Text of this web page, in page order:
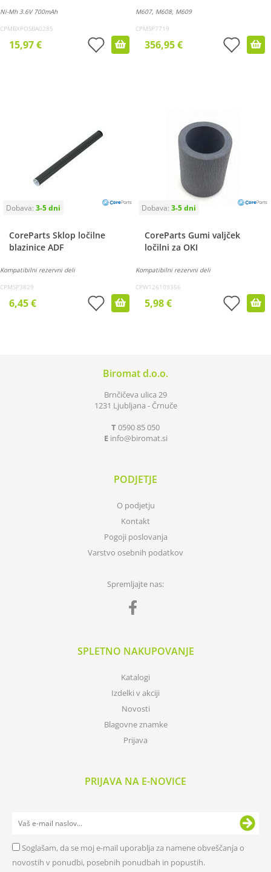
Ni-Mh 3.6V 700mAh
CPMBXPOSBA0285
15,97 €
M607, M608, M609
CPMSP7719
356,95 €
CoreParts Sklop ločilne
blazinice ADF
Kompatibilni rezervni deli
CPMSP3829
6,45 €
CoreParts Gumi valjček
ločilni za OKI
Kompatibilni rezervni deli
CPW126109356
5,98 €
Biromat d.o.o.
Brnčičeva ulica 29
1231 Ljubljana - Črnuče
T0590 85 050
E info biromat.si
PODJETJE
O podjetju
Kontakt
Pogoji poslovanja
Varstvo osebnih podatkov
Spremljajte nas:
SPLETNO NAKUPOVANJE
Katalogi
Izdelki v akciji
Novosti
Blagovne znamke
Prijava
PRIJAVA NA E-NOVICE
Soglašam, da se moj e-mail uporablja za namene obveščanja o
novostih v ponudbi, posebnih ponudbah in popustih.